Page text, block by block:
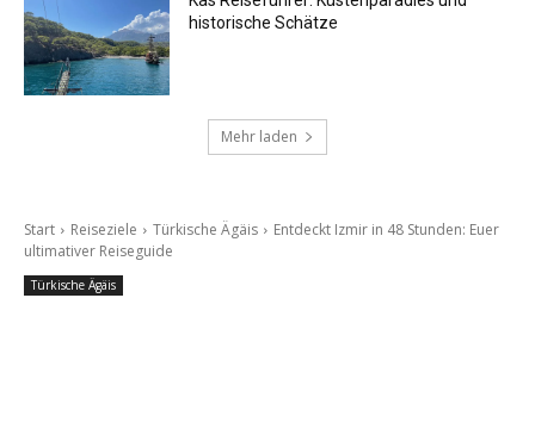
historische Schätze
Mehr laden